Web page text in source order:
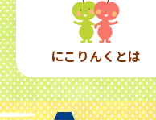
にこりんくとは